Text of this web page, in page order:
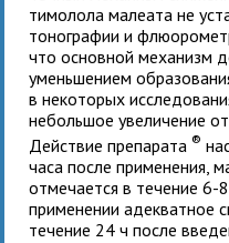
тимолола малеата не
тонографии и
что основной механизм
уменьшением
в некоторых
небольшое увеличение
Действие препарата®
часа после применения,
отмечается в течение 6-
применении адекватное
течение 24 ч после